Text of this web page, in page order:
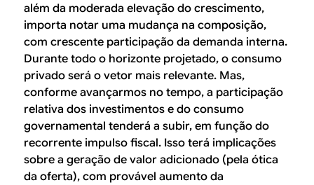
além da moderada elevação do crescimento,
importa notar uma mudança na composição,
com crescente participação da demanda interna.
Durante todo o horizonte projetado, o consumo
privado será o vetor mais relevante. Mas,
conforme avançarmos no tempo, a participação
relativa dos investimentos e do consumo
governamental tenderá a subir, em função do
recorrente impulso fiscal. Isso terá implicações
sobre a geração de valor adicionado (pela ótica
da oferta), com provável aumento da